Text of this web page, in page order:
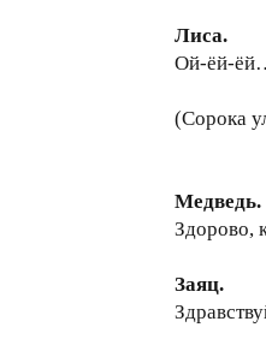
Лиса.
Ой-ёй-ёй…
(Сорока
Медведь.
Здорово,
Заяц.